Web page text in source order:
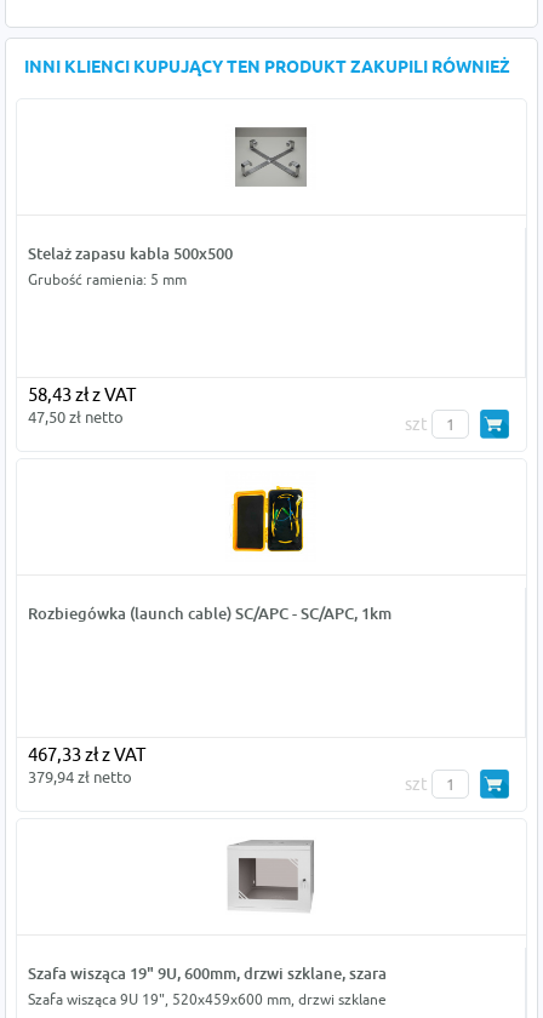
INNI KLIENCI KUPUJĄCY TEN PRODUKT ZAKUPILI RÓWNIEŻ
Stelaż zapasu kabla 500x500
Grubość ramienia: 5 mm
58,43 zł z VAT
47,50 zł netto szt
Rozbiegówka (launch cable) SC/APC - SC/APC, 1km
467,33 zł z VAT
379,94 zł netto szt
Szafa wisząca 19" 9U, 600mm, drzwi szklane, szara
Szafa wisząca 9U 19", 520x459x600 mm, drzwi szklane